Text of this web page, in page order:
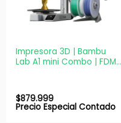
Impresora 3D | Bambu
Lab A1 mini Combo | FDM
$879.999
Precio Especial Contado